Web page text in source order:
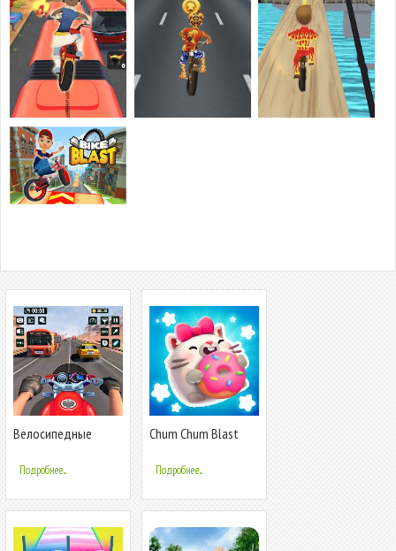
Велосипедные
Подробнее...
Chum Chum Blast
Подробнее...